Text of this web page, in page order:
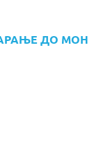
ДО МОН